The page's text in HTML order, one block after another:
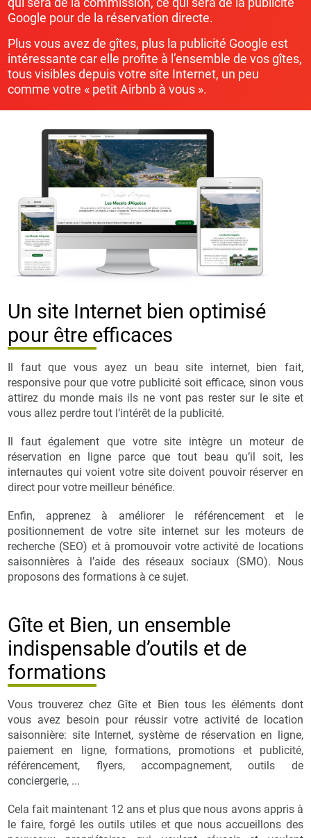
Google pour de la réservation directe.
Plus vous avez de gîtes, plus la publicité Google est
intéressante car elle profite à l’ensemble de vos gîtes,
tous visibles depuis votre site Internet, un peu
comme votre « petit Airbnb à vous ».
Un site Internet bien optimisé
pour être efficaces
Il faut que vous ayez un beau site internet, bien fait,
responsive pour que votre publicité soit efficace, sinon vous
attirez du monde mais ils ne vont pas rester sur le site et
vous allez perdre tout l’intérêt de la publicité.
Il faut également que votre site intègre un moteur de
réservation en ligne parce que tout beau qu’il soit, les
internautes qui voient votre site doivent pouvoir réserver en
direct pour votre meilleur bénéfice.
Enfin, apprenez à améliorer le référencement et le
positionnement de votre site internet sur les moteurs de
recherche (SEO) et à promouvoir votre activité de locations
saisonnières à l’aide des réseaux sociaux (SMO). Nous
proposons des formations à ce sujet.
Gîte et Bien, un ensemble
indispensable d’outils et de
formations
Vous trouverez chez Gîte et Bien tous les éléments dont
vous avez besoin pour réussir votre activité de location
saisonnière: site Internet, système de réservation en ligne,
paiement en ligne, formations, promotions et publicité,
référencement, flyers, accompagnement, outils de
conciergerie, ...
Cela fait maintenant 12 ans et plus que nous avons appris à
le faire, forgé les outils utiles et que nous accueillons des